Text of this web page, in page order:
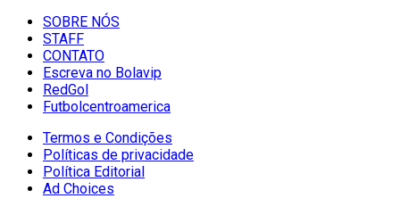
SOBRE NÓS
STAFF
CONTATO
Escreva no Bolavip
RedGol
Futbolcentroamerica
Termos e Condições
Políticas de privacidade
Política Editorial
Ad Choices